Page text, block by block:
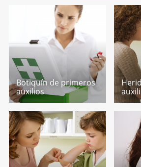
Botiquín de primeros
auxilios